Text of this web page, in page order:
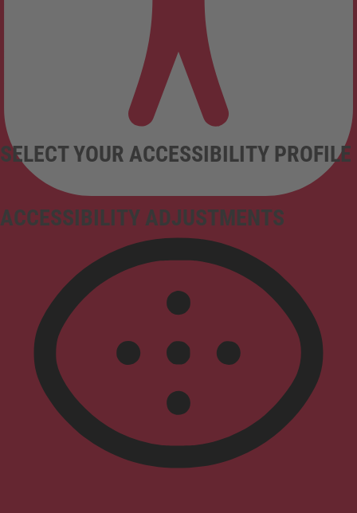
ACCESSIBILITY ADJUSTMENTS
SELECT YOUR ACCESSIBILITY PROFILE